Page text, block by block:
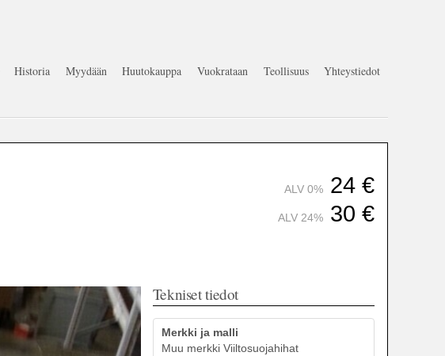
Historia Myydään Huutokauppa Vuokrataan Teollisuus Yhteystiedot
ALV 0% 24 €
ALV 24% 30 €
Tekniset tiedot
Merkki ja malli
Muu merkki Viiltosuojahihat